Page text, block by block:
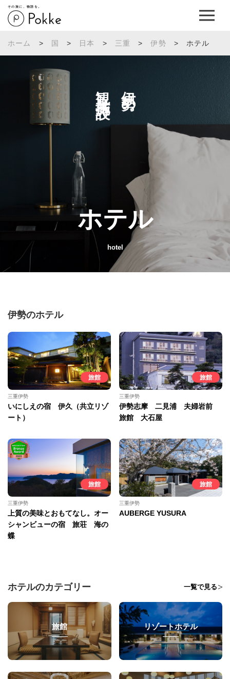
その旅に、物語を。
ホーム > 国 > 日本 > 三重 > 伊勢 > ホテル
伊勢の
観光施設へ
ホテル
hotel
伊勢のホテル
旅館
三重伊勢
いにしえの宿 伊久（共立リゾ
ート）
旅館
三重伊勢
伊勢志摩 二見浦 夫婦岩前
旅館 大石屋
旅館
三重伊勢
上質の美味とおもてなし。オー
シャンビューの宿 旅荘 海の
蝶
旅館
三重伊勢
AUBERGE YUSURA
ホテルのカテゴリー 一覧で見る
旅館 リゾートホテル